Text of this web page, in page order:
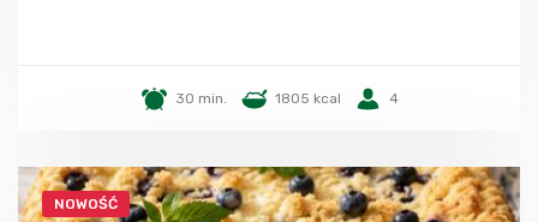
30 min. 1805 kcal 4
NOWOŚĆ